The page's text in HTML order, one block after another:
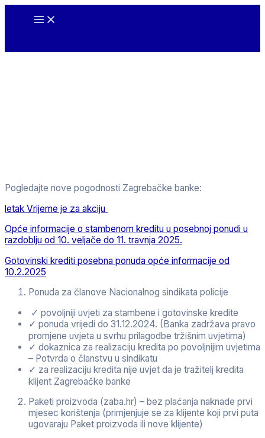
Main
Pogledajte nove pogodnosti Zagrebačke banke:
letak Vrijeme je za akciju
Opće informacije o stambenom kreditu u posebnoj ponudi u
razdoblju od 10. veljače do 11. travnja 2025.
Gotovinski krediti posebna ponuda opće informacije od
10.2.2025
Ponuda za članove Nacionalnog sindikata policije
✓ povoljniji uvjeti za stambene i gotovinske kredite
✓ ponuda vrijedi do 31.12.2024. (Banka zadržava pravo
promjene uvjeta u svrhu prilagodbe tržišnim uvjetima)
✓ dokaznica za realizaciju kredita po povoljnijim uvjetima
– Potvrda o članstvu u sindikatu
✓ za realizaciju kredita nije uvjet da je tražitelj kredita
klijent Zagrebačke banke
Paketi proizvoda (zaba.hr) – bez plaćanja naknade prvi
mjesec korištenja (primjenjuje se za klijente koji prvi puta
ugovaraju Paket proizvoda ili nove klijente)